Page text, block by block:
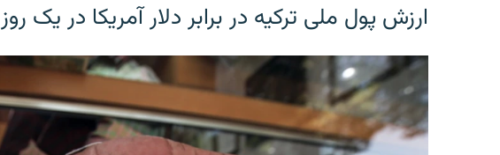
ارزش پول ملی ترکیه در برابر دلار آمریکا در یک روز ۱۸ درصد سقوط کرد